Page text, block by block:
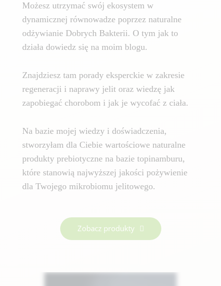
Możesz utrzymać swój ekosystem w
dynamicznej równowadze poprzez naturalne
odżywianie Dobrych Bakterii. O tym jak to
działa dowiedz się na moim blogu.
Znajdziesz tam porady eksperckie w zakresie
regeneracji i naprawy jelit oraz wiedzę jak
zapobiegać chorobom i jak je wycofać z ciała.
Na bazie mojej wiedzy i doświadczenia,
stworzyłam dla Ciebie wartościowe naturalne
produkty prebiotyczne na bazie topinamburu,
które stanowią najwyższej jakości pożywienie
dla Twojego mikrobiomu jelitowego.
Zobacz produkty